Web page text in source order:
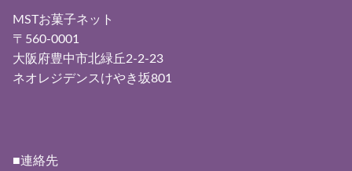
MSTお菓子ネット
〒560-0001
大阪府豊中市北緑丘2-2-23
ネオレジデンスけやき坂801
■連絡先